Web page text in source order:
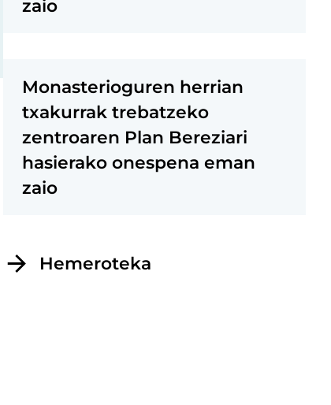
zaio
Monasterioguren herrian
txakurrak trebatzeko
zentroaren Plan Bereziari
hasierako onespena eman
zaio
Hemeroteka